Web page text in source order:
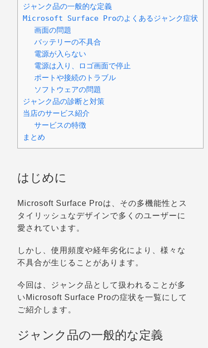
ジャンク品の一般的な定義
Microsoft Surface Proのよくあるジャンク症状
画面の問題
バッテリーの不具合
電源が入らない
電源は入り、ロゴ画面で停止
ポートや接続のトラブル
ソフトウェアの問題
ジャンク品の診断と対策
当店のサービス紹介
サービスの特徴
まとめ
はじめに
Microsoft Surface Proは、その多機能性とス
タイリッシュなデザインで多くのユーザーに
愛されています。
しかし、使用頻度や経年劣化により、様々な
不具合が生じることがあります。
今回は、ジャンク品として扱われることが多
いMicrosoft Surface Proの症状を一覧にして
ご紹介します。
ジャンク品の一般的な定義